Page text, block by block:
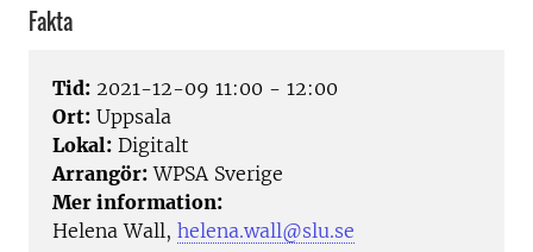
Fakta
Tid: 2021-12-09 11:00 - 12:00
Ort: Uppsala
Lokal: Digitalt
Arrangör: WPSA Sverige
Mer information:
Helena Wall, helena.wall@slu.se